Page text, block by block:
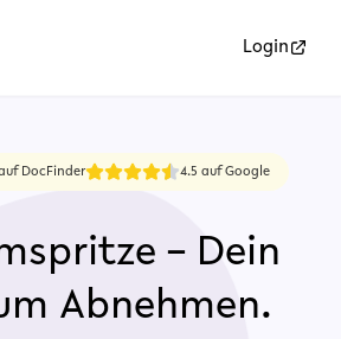
Login
DocFinder 4.5 auf Google
– Dein
Abnehmen.